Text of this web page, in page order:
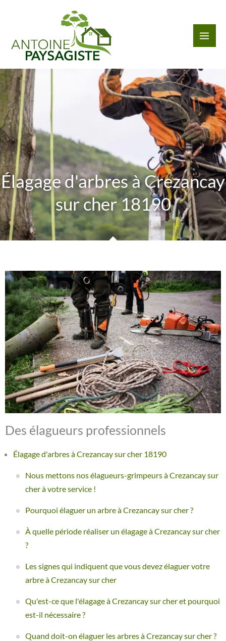
Élagage d'arbres à Crezancay
sur cher 18190
Des élagueurs professionnels
Élagage d'arbres à Crezancay sur cher 18190
Nous mettons nos élagueurs-grimpeurs à Crezancay sur
cher à votre service !
Pourquoi élaguer un arbre à Crezancay sur cher ?
À quelle période réaliser un élagage à Crezancay sur cher
?
Les signes qui indiquent que vous devez élaguer votre
arbre à Crezancay sur cher
Qu'est-ce que l'élagage à Crezancay sur cher et pourquoi
est-il nécessaire ?
Quand doit-on élaguer les arbres à Crezancay sur cher ?